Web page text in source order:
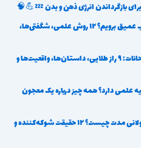
چگونه بدون قرص خواب آور سریع به خواب عمیق برویم؟ ۱۲ روش علمی، شگفتی‌ها،
درمان بی خوابی در نوجوانان در فصل امتحانات: ۹ راز طلایی، داستان‌ها، واقعیت‌ها و
علمی دارد؟ همه چیز درباره یک معجون
عوارض جانبی قرص زولپیدم در مصرف طولانی مدت چیست؟ ۱۲ حقیقت شوکه‌کننده و